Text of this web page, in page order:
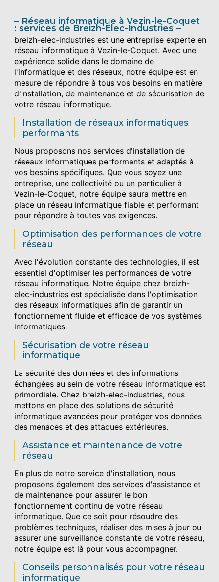
Réseau informatique à Vezin-le-Coquet
: services de Breizh-Elec-Industries
breizh-elec-industries est une entreprise experte en
réseau informatique à Vezin-le-Coquet. Avec une
expérience solide dans le domaine de
l'informatique et des réseaux, notre équipe est en
mesure de répondre à tous vos besoins en matière
d'installation, de maintenance et de sécurisation de
votre réseau informatique.
Installation de réseaux informatiques
performants
Nous proposons nos services d'installation de
réseaux informatiques performants et adaptés à
vos besoins spécifiques. Que vous soyez une
entreprise, une collectivité ou un particulier à
Vezin-le-Coquet, notre équipe saura mettre en
place un réseau informatique fiable et performant
pour répondre à toutes vos exigences.
Optimisation des performances de votre
réseau
Avec l'évolution constante des technologies, il est
essentiel d'optimiser les performances de votre
réseau informatique. Notre équipe chez breizh-
elec-industries est spécialisée dans l'optimisation
des réseaux informatiques afin de garantir un
fonctionnement fluide et efficace de vos systèmes
informatiques.
Sécurisation de votre réseau
informatique
La sécurité des données et des informations
échangées au sein de votre réseau informatique est
primordiale. Chez breizh-elec-industries, nous
mettons en place des solutions de sécurité
informatique avancées pour protéger vos données
des menaces et des attaques extérieures.
Assistance et maintenance de votre
réseau
En plus de notre service d'installation, nous
proposons également des services d'assistance et
de maintenance pour assurer le bon
fonctionnement continu de votre réseau
informatique. Que ce soit pour résoudre des
problèmes techniques, réaliser des mises à jour ou
assurer une surveillance constante de votre réseau,
notre équipe est là pour vous accompagner.
Conseils personnalisés pour votre réseau
informatique